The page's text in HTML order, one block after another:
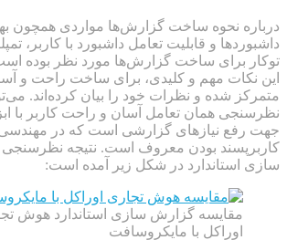
درباره نحوه ساخت گزارش‌ها مواردی همچون
داشبوردها و قابلیت تعامل داشبورد با کاربر،
توکار برای ساخت گزارش‌ها مورد نظر بوده
این نکات مهم و کلیدی، برای ساخت راحت و
متمرکز شده و نظرات خود را بیان کرده‌اند.
نظرسنجی همان تعامل آسان و راحت کاربر با
جهت رفع نیازهای گزارشی است که در مهندسی
کاربرپسند بودن معروف است. نتیجه نظرسنجی
سازی استاندارد در شکل زیر آمده است:
مقایسه گزارش سازی استاندارد هوش
اوراکل با مایکروسافت